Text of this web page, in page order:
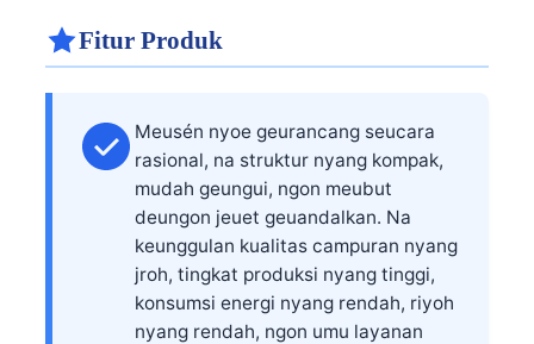
Fitur Produk
Meusén nyoe geurancang seucara
rasional, na struktur nyang kompak,
mudah geungui, ngon meubut
deungon jeuet geuandalkan. Na
keunggulan kualitas campuran nyang
jroh, tingkat produksi nyang tinggi,
konsumsi energi nyang rendah, riyoh
nyang rendah, ngon umu layanan